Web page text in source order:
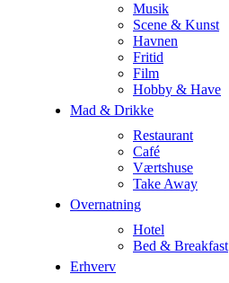
Musik
Scene & Kunst
Havnen
Fritid
Film
Hobby & Have
Mad & Drikke
Restaurant
Café
Værtshuse
Take Away
Overnatning
Hotel
Bed & Breakfast
Erhverv